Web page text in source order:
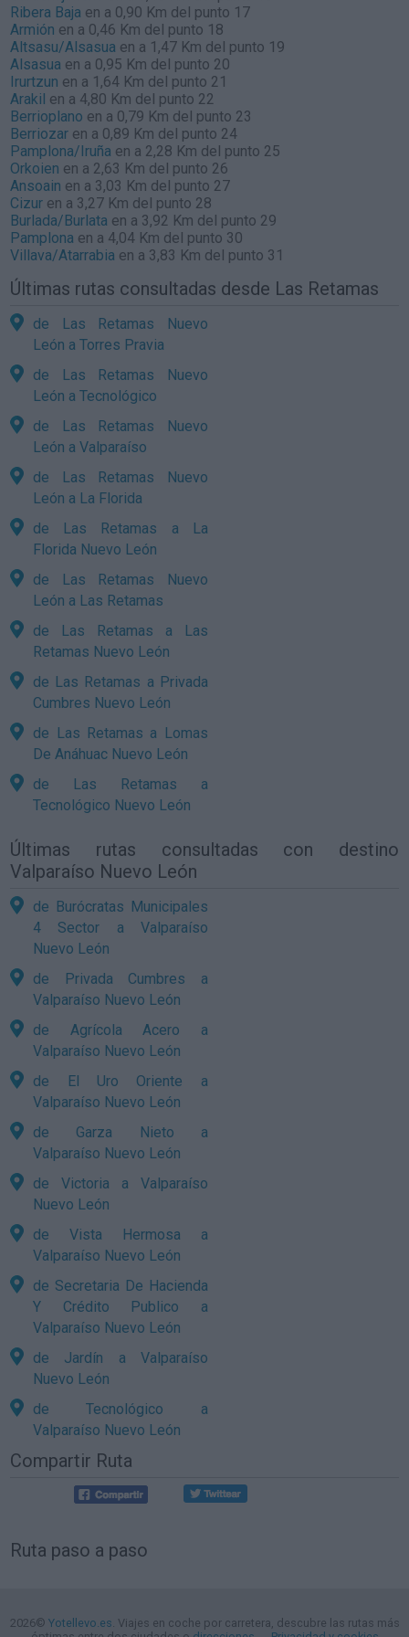
Ribera Baja en a 0,90 Km del punto 17
Armión en a 0,46 Km del punto 18
Altsasu/Alsasua en a 1,47 Km del punto 19
Alsasua en a 0,95 Km del punto 20
Irurtzun en a 1,64 Km del punto 21
Arakil en a 4,80 Km del punto 22
Berrioplano en a 0,79 Km del punto 23
Berriozar en a 0,89 Km del punto 24
Pamplona/Iruña en a 2,28 Km del punto 25
Orkoien en a 2,63 Km del punto 26
Ansoain en a 3,03 Km del punto 27
Cizur en a 3,27 Km del punto 28
Burlada/Burlata en a 3,92 Km del punto 29
Pamplona en a 4,04 Km del punto 30
Villava/Atarrabia en a 3,83 Km del punto 31
Últimas rutas consultadas desde Las Retamas
de Las Retamas Nuevo
León a Torres Pravia
de Las Retamas Nuevo
León a Tecnológico
de Las Retamas Nuevo
León a Valparaíso
de Las Retamas Nuevo
León a La Florida
de Las Retamas a La
Florida Nuevo León
de Las Retamas Nuevo
León a Las Retamas
de Las Retamas a Las
Retamas Nuevo León
de Las Retamas a Privada
Cumbres Nuevo León
de Las Retamas a Lomas
De Anáhuac Nuevo León
de Las Retamas a
Tecnológico Nuevo León
Últimas rutas consultadas con destino
Valparaíso Nuevo León
de Burócratas Municipales
4 Sector a Valparaíso
Nuevo León
de Privada Cumbres a
Valparaíso Nuevo León
de Agrícola Acero a
Valparaíso Nuevo León
de El Uro Oriente a
Valparaíso Nuevo León
de Garza Nieto a
Valparaíso Nuevo León
de Victoria a Valparaíso
Nuevo León
de Vista Hermosa a
Valparaíso Nuevo León
de Secretaria De Hacienda
Y Crédito Publico a
Valparaíso Nuevo León
de Jardín a Valparaíso
Nuevo León
de Tecnológico a
Valparaíso Nuevo León
Compartir Ruta
Ruta paso a paso
2026© Yotellevo.es. Viajes en coche por carretera, descubre las rutas más